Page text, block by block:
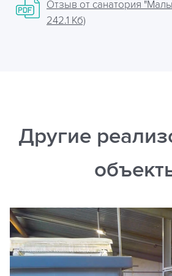
Отзыв от санатория
242.1 Кб)
Другие